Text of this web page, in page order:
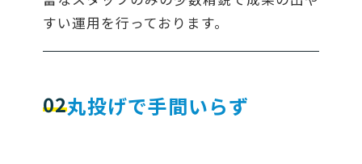
すい運用を行っております。
02丸投げで手間いらず